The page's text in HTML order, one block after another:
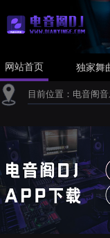
网站首页 独家舞
目前位置： 电音阁音